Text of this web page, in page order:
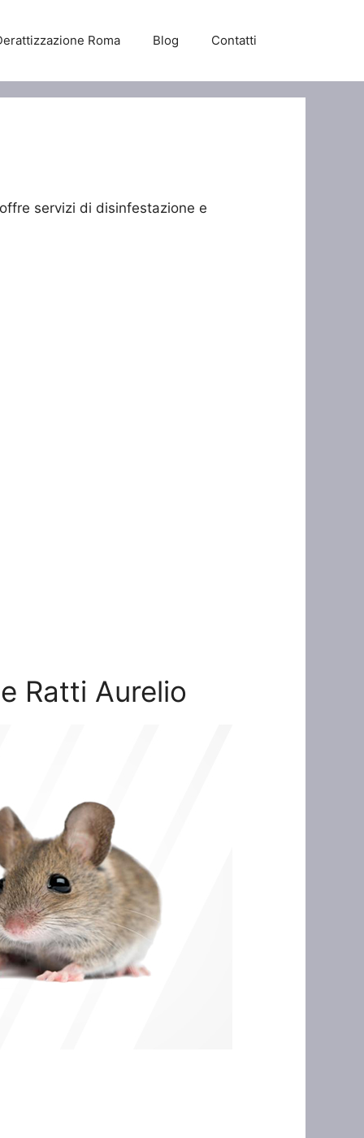
Roma Blog Contatti
servizi di disinfestazione e
Ratti Aurelio